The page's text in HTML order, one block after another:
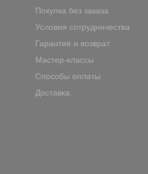
Покупка без заказа
Условия сотрудничества
Гарантия и возврат
Мастер-классы
Способы оплаты
Доставка